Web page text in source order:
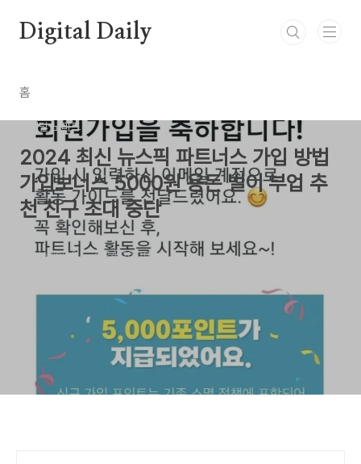
Digital Daily
홈
디지털 노마드
2024 최신 뉴스픽 파트너스 가입 방법
가입보너스 5000원 용돈 벌이 부업 추
천 친구 초대 중단
by Newbie0 2024. 10. 10.